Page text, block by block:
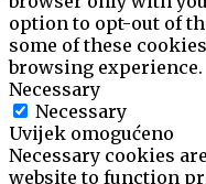
option to opt-out of
some of these
browsing experience.
Necessary
Necessary
Uvijek omogućeno
Necessary cookies
website to function